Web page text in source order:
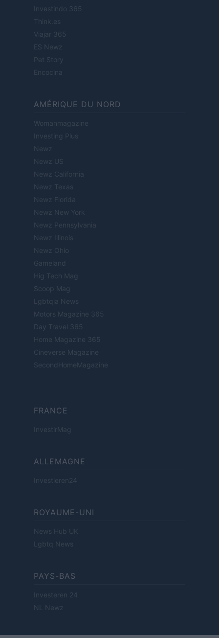
Investindo 365
Think.es
Viajar 365
ES Newz
Pet Story
Encocina
AMÉRIQUE DU NORD
Womanmagazine
Investing Plus
Newz
Newz US
Newz California
Newz Texas
Newz Florida
Newz New York
Newz Pennsylvania
Newz Illinois
Newz Ohio
Gameland
Hig Tech Mag
Scoop Mag
Lgbtqia News
Motors Magazine 365
Day Travel 365
Home Magazine 365
Cineverse Magazine
SecondHomeMagazine
FRANCE
InvestirMag
ALLEMAGNE
Investieren24
ROYAUME-UNI
News Hub UK
Lgbtq News
PAYS-BAS
Investeren 24
NL Newz